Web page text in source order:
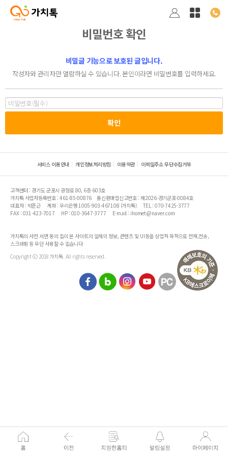
비밀번호 확인
비밀글 기능으로 보호된 글입니다.
작성자와 관리자만 열람하실 수 있습니다. 본인이라면 비밀번호를 입력하세요.
서비스 이용안내 개인정보처리방침 이용약관 이메일주소 무단수집거부
고객센터 : 경기도 군포시 광정로 80, 6층 603호
가치톡 사업자등록번호 : 461-85-00876
통신판매업신고번호 : 제2026-경기군포-0084호
대표자 : 박준근
계좌 : 우리은행 1005-903-467108 (가치톡)
TEL : 070-7425-3777
FAX : 031-423-7017
HP : 010-3647-3777 E-mail : ihomet@naver.com
가치톡의 사전 서면 동의 없이 본 사이트의 일체의 정보, 콘텐츠 및 UI등을 상업적 목적으로 전재,전송,
스크래핑 등 무단 사용할 수 없습니다
Copyright ⓒ 2018 가치톡. All rights reserved.